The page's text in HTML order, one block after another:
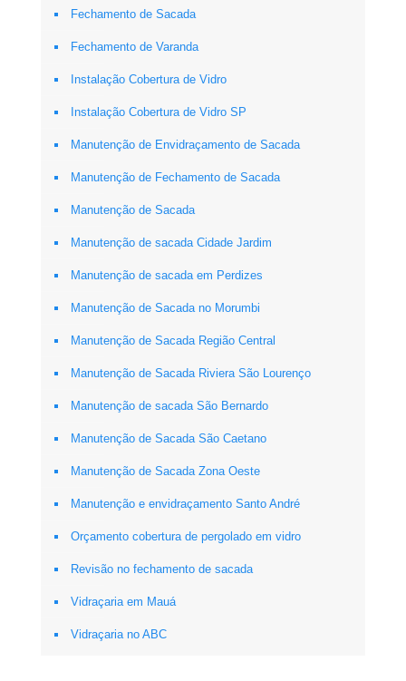
Fechamento de Sacada
Fechamento de Varanda
Instalação Cobertura de Vidro
Instalação Cobertura de Vidro SP
Manutenção de Envidraçamento de Sacada
Manutenção de Fechamento de Sacada
Manutenção de Sacada
Manutenção de sacada Cidade Jardim
Manutenção de sacada em Perdizes
Manutenção de Sacada no Morumbi
Manutenção de Sacada Região Central
Manutenção de Sacada Riviera São Lourenço
Manutenção de sacada São Bernardo
Manutenção de Sacada São Caetano
Manutenção de Sacada Zona Oeste
Manutenção e envidraçamento Santo André
Orçamento cobertura de pergolado em vidro
Revisão no fechamento de sacada
Vidraçaria em Mauá
Vidraçaria no ABC